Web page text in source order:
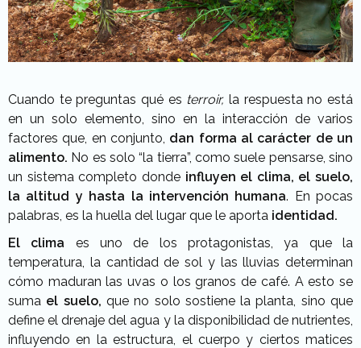
Cuando te preguntas qué es terroir,la respuesta no está
en un solo elemento, sino en la interacción de varios
factores que, en conjunto, dan forma al carácter de un
alimento. No es solo “la tierra”, como suele pensarse, sino
un sistema completo dondeinfluyen el clima, el suelo,
la altitud y hasta la intervención humana. En pocas
palabras, es la huella del lugar que le aporta identidad.
El clima es uno de los protagonistas, ya que la
temperatura, la cantidad de sol y las lluvias determinan
cómo maduran las uvas o los granos de café. A esto se
suma el suelo, que no solo sostiene la planta, sino que
define el drenaje del agua y la disponibilidad de nutrientes,
influyendo en la estructura, el cuerpo y ciertos matices